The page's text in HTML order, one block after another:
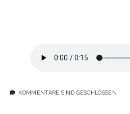
KOMMENTARE SIND GESCHLOSSEN